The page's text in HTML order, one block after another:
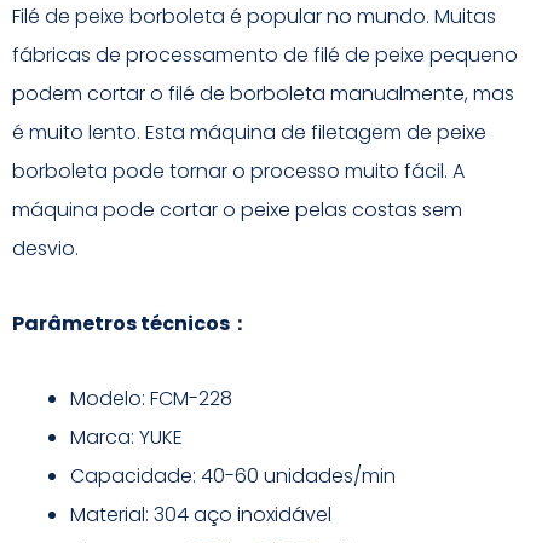
Filé de peixe borboleta é popular no mundo. Muitas
fábricas de processamento de filé de peixe pequeno
podem cortar o filé de borboleta manualmente, mas
é muito lento. Esta máquina de filetagem de peixe
borboleta pode tornar o processo muito fácil. A
máquina pode cortar o peixe pelas costas sem
desvio.
Parâmetros técnicos：
Modelo: FCM-228
Marca: YUKE
Capacidade: 40-60 unidades/min
Material: 304 aço inoxidável